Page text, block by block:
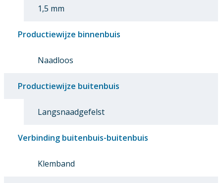
1,5 mm
Productiewijze binnenbuis
Naadloos
Productiewijze buitenbuis
Langsnaadgefelst
Verbinding buitenbuis-buitenbuis
Klemband